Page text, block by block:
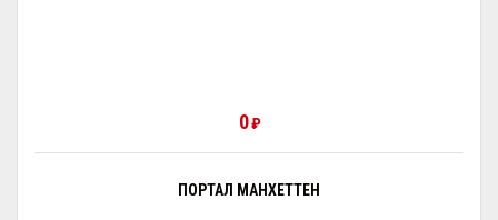
0₽
ПОРТАЛ МАНХЕТТЕН